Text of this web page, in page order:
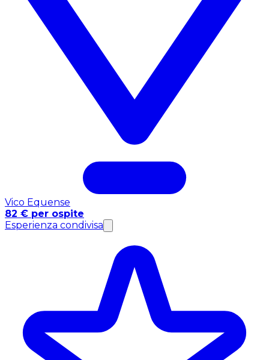
Vico Equense
82 € per ospite
Esperienza condivisa